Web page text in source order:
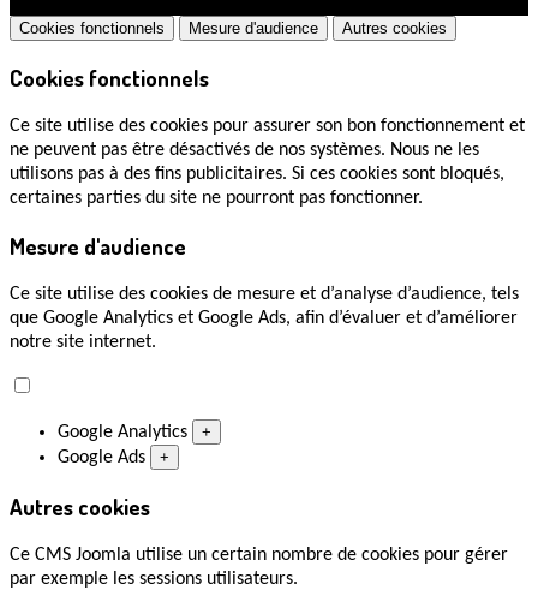
Cookies fonctionnels Mesure d'audience Autres cookies
Cookies fonctionnels
Ce site utilise des cookies pour assurer son bon fonctionnement et
ne peuvent pas être désactivés de nos systèmes. Nous ne les
utilisons pas à des fins publicitaires. Si ces cookies sont bloqués,
certaines parties du site ne pourront pas fonctionner.
Mesure d'audience
Ce site utilise des cookies de mesure et d’analyse d’audience, tels
que Google Analytics et Google Ads, afin d’évaluer et d’améliorer
notre site internet.
Google Analytics +
Google Ads +
Autres cookies
Ce CMS Joomla utilise un certain nombre de cookies pour gérer
par exemple les sessions utilisateurs.